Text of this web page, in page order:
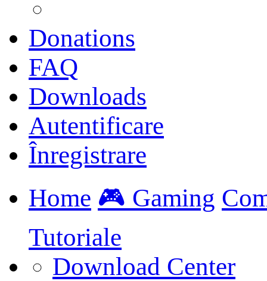
Donations
FAQ
Downloads
Autentificare
Înregistrare
Home 🎮 Gaming
Tutoriale
Download Center